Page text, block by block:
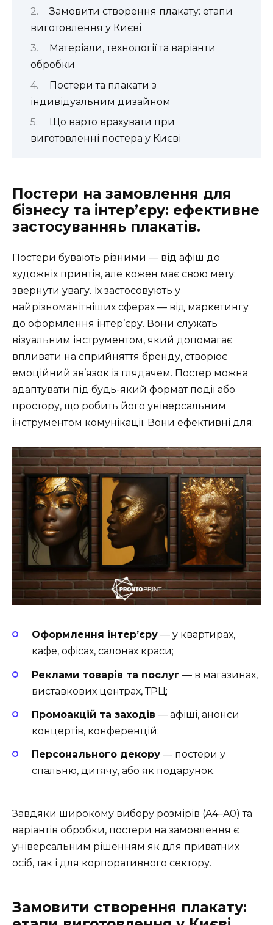
Замовити створення плакату: етапи
виготовлення у Києві
Матеріали, технології та варіанти
обробки
Постери та плакати з
індивідуальним дизайном
Що варто врахувати при
виготовленні постера у Києві
Постери на замовлення для
бізнесу та інтер’єру: ефективне
застосуванняь плакатів.
Постери бувають різними — від афіш до
художніх принтів, але кожен має свою мету:
звернути увагу. Їх застосовують у
найрізноманітніших сферах — від маркетингу
до оформлення інтер’єру. Вони служать
візуальним інструментом, який допомагає
впливати на сприйняття бренду, створює
емоційний зв’язок із глядачем. Постер можна
адаптувати під будь-який формат події або
простору, що робить його універсальним
інструментом комунікації. Вони ефективні для:
Оформлення інтер’єру — у квартирах,
кафе, офісах, салонах краси;
Реклами товарів та послуг — в магазинах,
виставкових центрах, ТРЦ;
Промоакцій та заходів — афіші, анонси
концертів, конференцій;
Персонального декору — постери у
спальню, дитячу, або як подарунок.
Завдяки широкому вибору розмірів (A4–A0) та
варіантів обробки, постери на замовлення є
універсальним рішенням як для приватних
осіб, так і для корпоративного сектору.
Замовити створення плакату: